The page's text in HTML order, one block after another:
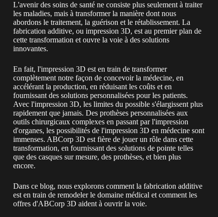
L'avenir des soins de santé ne consiste plus seulement à traiter
les maladies, mais à transformer la manière dont nous
abordons le traitement, la guérison et le rétablissement. La
fabrication additive, ou impression 3D, est au premier plan de
cette transformation et ouvre la voie à des solutions
innovantes.
En fait, l'impression 3D est en train de transformer
complètement notre façon de concevoir la médecine, en
accélérant la production, en réduisant les coûts et en
fournissant des solutions personnalisées pour les patients.
Avec l'impression 3D, les limites du possible s'élargissent plus
rapidement que jamais. Des prothèses personnalisées aux
outils chirurgicaux complexes en passant par l'impression
d'organes, les possibilités de l'impression 3D en médecine sont
immenses. ABCorp 3D est fière de jouer un rôle dans cette
transformation, en fournissant des solutions de pointe telles
que des casques sur mesure, des prothèses, et bien plus
encore.
Dans ce blog, nous explorons comment la fabrication additive
est en train de remodeler le domaine médical et comment les
offres d'ABCorp 3D aident à ouvrir la voie.